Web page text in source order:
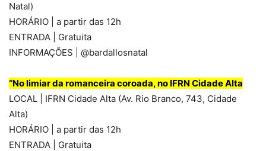
Natal)
HORÁRIO | a partir das 12h
ENTRADA | Gratuita
INFORMAÇÕES | @bardallosnatal
“No limiar da romanceira coroada, no IFRN Cidade Alta
LOCAL | IFRN Cidade Alta (Av. Rio Branco, 743, Cidade
Alta)
HORÁRIO | a partir das 12h
ENTRADA | Gratuita